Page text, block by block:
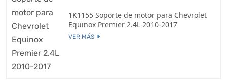
1K1155 Soporte de motor para Chevrolet
Equinox Premier 2.4L 2010-2017
VER MÁS